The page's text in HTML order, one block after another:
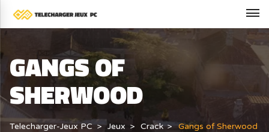
GANGS OF
SHERWOOD
Telecharger-Jeux PC Jeux Crack Gangs of Sherwood